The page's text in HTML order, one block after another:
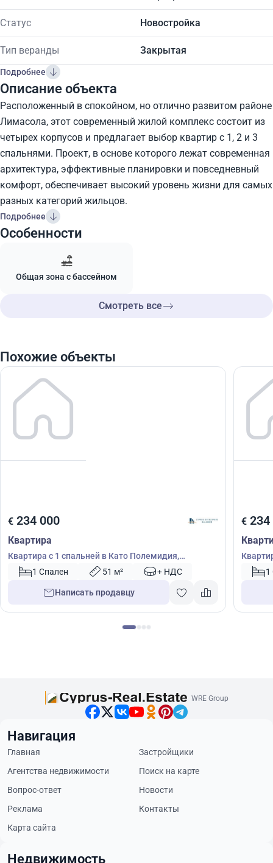
Статус Новостройка
Тип веранды Закрытая
Подробнее
Описание объекта
Расположенный в спокойном, но отлично развитом районе
Лимасола, этот современный жилой комплекс состоит из
четырех корпусов и предлагает выбор квартир с 1, 2 и 3
спальнями. Проект, в основе которого лежат современная
архитектура, эффективные планировки и повседневный
комфорт, обеспечивает высокий уровень жизни для самых
разных категорий жильцов.
Подробнее
Особенности
Общая зона с бассейном
Смотреть все
Похожие объекты
€ 234 000
Квартира
Квартира с 1 спальней в Като Полемидия,
Лимасол, Кипр № 51485
1 Спален 51 м² + НДС
Написать продавцу
€ 234
1
WRE Group
Навигация
Главная
Застройщики
Агентства недвижимости
Поиск на карте
Вопрос-ответ
Новости
Реклама
Контакты
Карта сайта
Недвижимость